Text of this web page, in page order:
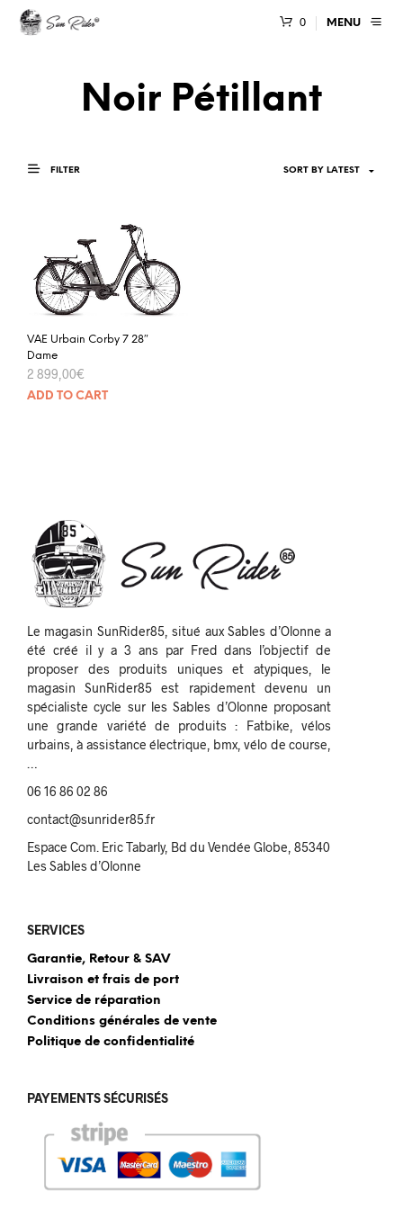
0 MENU
Noir Pétillant
FILTER
VAE Urbain Corby 7 28″
Dame
2 899,00€
ADD TO CART
Le magasin SunRider85, situé aux Sables d’Olonne a
été créé il y a 3 ans par Fred dans l’objectif de
proposer des produits uniques et atypiques, le
magasin SunRider85 est rapidement devenu un
spécialiste cycle sur les Sables d’Olonne proposant
une grande variété de produits : Fatbike, vélos
urbains, à assistance électrique, bmx, vélo de course,
06 16 86 02 86
contact@sunrider85.fr
Espace Com. Eric Tabarly, Bd du Vendée Globe, 85340
Les Sables d’Olonne
SERVICES
Garantie, Retour & SAV
Livraison et frais de port
Service de réparation
Conditions générales de vente
Politique de confidentialité
PAYEMENTS SÉCURISÉS